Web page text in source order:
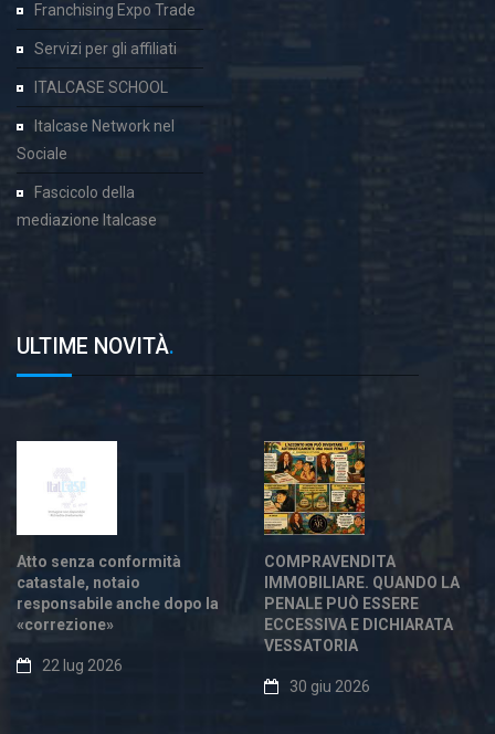
Franchising Expo Trade
Servizi per gli affiliati
ITALCASE SCHOOL
Italcase Network nel
Sociale
Fascicolo della
mediazione Italcase
ULTIME NOVITÀ.
Atto senza conformità
catastale, notaio
responsabile anche dopo la
«correzione»
22 lug 2026
COMPRAVENDITA
IMMOBILIARE. QUANDO LA
PENALE PUÒ ESSERE
ECCESSIVA E DICHIARATA
VESSATORIA
30 giu 2026